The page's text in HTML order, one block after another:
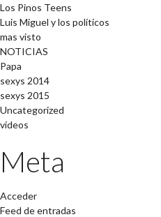
Los Pinos Teens
Luis Miguel y los políticos
mas visto
NOTICIAS
Papa
sexys 2014
sexys 2015
Uncategorized
videos
Meta
Acceder
Feed de entradas